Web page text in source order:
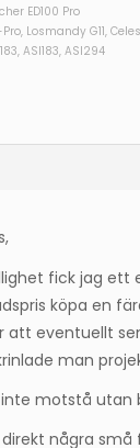
ED100 Pro
Losmandy G11,
ASI183, ASI294
fick jag ett
köpa en
att eventuellt
man
motstå utan
några